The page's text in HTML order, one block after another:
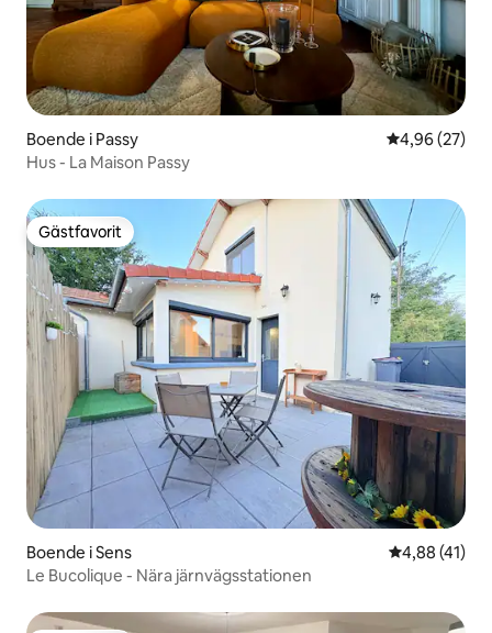
Boende i Passy 4,96 av 5 i
4,96 (27)
Hus - La Maison Passy
Gästfavorit
Gästfavorit
Boende i Sens 4,88 av 5 i
4,88 (41)
Le Bucolique - Nära järnvägsstationen